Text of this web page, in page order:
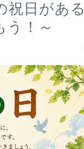
祝日があ
う！～